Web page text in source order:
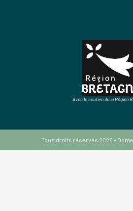
Avec le soutien de la Région
Tous droits réservés 2026 -